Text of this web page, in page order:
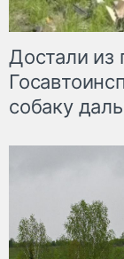
Достали из
собаку